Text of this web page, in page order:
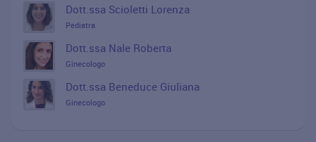
Dott.ssa Scioletti Lorenza
Pediatra
Dott.ssa Nale Roberta
Ginecologo
Dott.ssa Beneduce Giuliana
Ginecologo